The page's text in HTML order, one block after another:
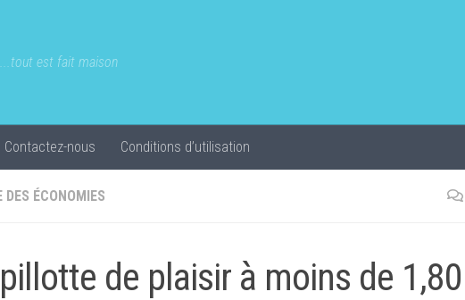
est fait maison
Contactez-nous Conditions d’utilisation
ÉCONOMIES
de plaisir à moins de 1,80